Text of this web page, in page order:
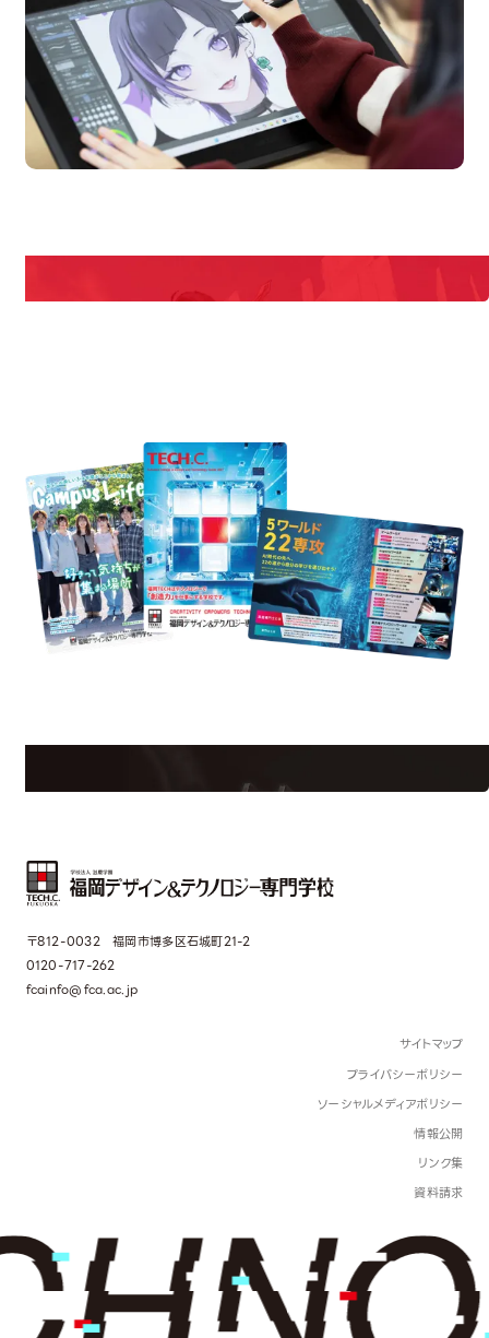
Campus Open
Information
〒812-0032 福岡市博多区石城町21-2
0120-717-262
fcainfo@fca.ac.jp
サイトマップ
プライバシーポリシー
ソーシャルメディアポリシー
情報公開
リンク集
資料請求